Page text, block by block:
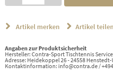
Artikel merken Artikel teilen
Angaben zur Produktsicherheit
Hersteller: Contra-Sport Tischtennis
Adresse: Heidekoppel 26 - 24558 Henstedt-
Kontaktinformation: info@contra.de /